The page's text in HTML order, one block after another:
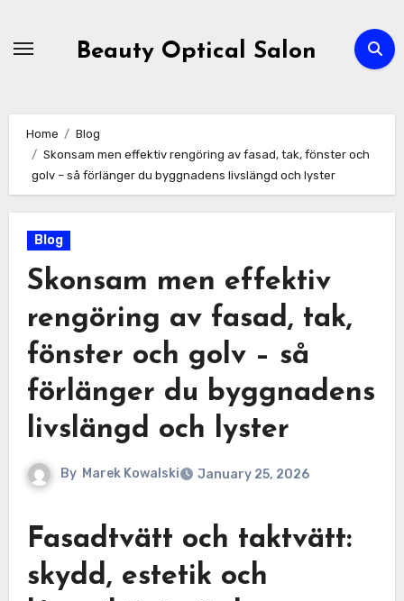
Beauty Optical Salon
Home
Blog
Skonsam men effektiv rengöring av fasad, tak, fönster och
golv – så förlänger du byggnadens livslängd och lyster
Blog
Skonsam men effektiv
rengöring av fasad, tak,
fönster och golv – så
förlänger du byggnadens
livslängd och lyster
By Marek Kowalski January 25, 2026
Fasadtvätt och taktvätt:
skydd, estetik och